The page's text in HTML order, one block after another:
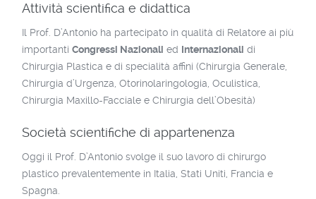
Attività scientifica e didattica
Il Prof. D’Antonio ha partecipato in qualità di Relatore ai più
importanti Congressi Nazionali ed Internazionali di
Chirurgia Plastica e di specialità affini (Chirurgia Generale,
Chirurgia d’Urgenza, Otorinolaringologia, Oculistica,
Chirurgia Maxillo-Facciale e Chirurgia dell’Obesità)
Società scientifiche di appartenenza
Oggi il Prof. D’Antonio svolge il suo lavoro di chirurgo
plastico prevalentemente in Italia, Stati Uniti, Francia e
Spagna.